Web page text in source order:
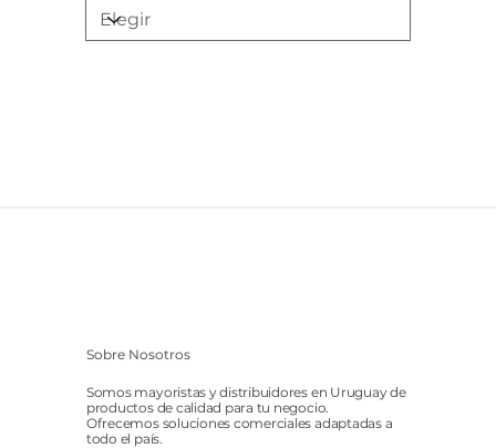
Sobre Nosotros
Somos mayoristas y distribuidores en Uruguay de
productos de calidad para tu negocio.
Ofrecemos soluciones comerciales adaptadas a
todo el país.